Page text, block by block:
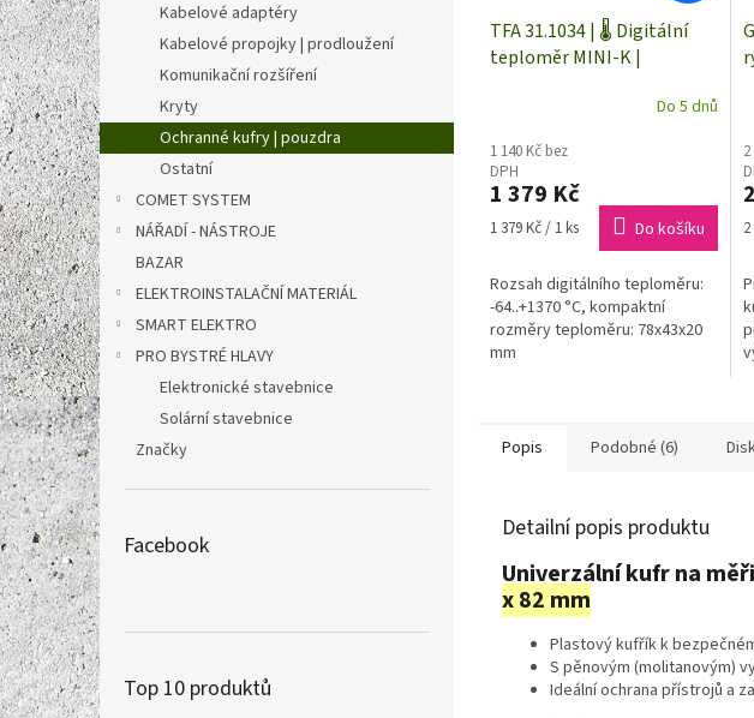
Kabelové adaptéry
Kabelové propojky | prodloužení
Komunikační rozšíření
Kryty
Ochranné kufry | pouzdra
Ostatní
COMET SYSTEM
NÁŘADÍ - NÁSTROJE
BAZAR
ELEKTROINSTALAČNÍ MATERIÁL
SMART ELEKTRO
PRO BYSTRÉ HLAVY
Elektronické stavebnice
Solární stavebnice
Značky
Facebook
Top 10 produktů
TFA 31.1034 | 🌡️ Digitální
teploměr MINI-K |
Do 5 dnů
1 140 Kč bez
DPH
1 379 Kč
Měrná
1 379 Kč / 1 ks Do košíku
Rozsah digitálního teploměru:
-64..+1370 °C, kompaktní
rozměry teploměru: 78x43x20
mm
Popis Podobné (6)
Detailní popis produktu
Univerzální kufr na
x 82 mm
Plastový kufřík k
S pěnovým (molitanovým)
Ideální ochrana přístrojů a